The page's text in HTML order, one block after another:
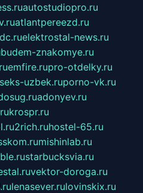
autostudiopro.ru
atlantpereezd.ru
elektrostal-news.ru
budem-znakomye.ru
emfire.rupro-otdelky.ru
seks-uzbek.ruporno-vk.ru
adonyev.ru
krospr.ru
2rich.ruhostel-65.ru
mishinlab.ru
starbucksvia.ru
vektor-doroga.ru
lenasever.rulovinskix.ru